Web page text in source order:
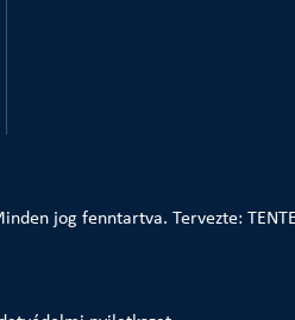
jog fenntartva. Tervezte: